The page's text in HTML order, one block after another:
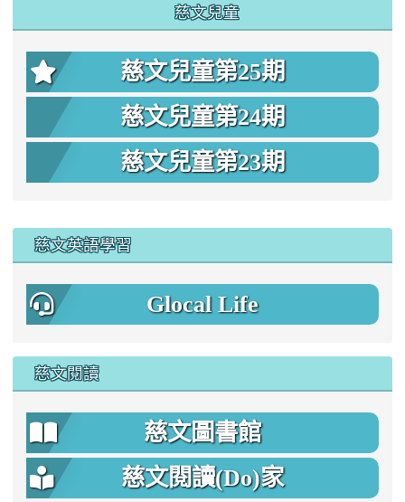
慈文兒童
慈文兒童第25期
慈文兒童第24期
慈文兒童第23期
慈文英語學習
Glocal Life
慈文閱讀
慈文圖書館
慈文閱讀(Do)家